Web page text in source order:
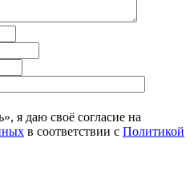
я даю своё согласие на
в соответствии с Политикой